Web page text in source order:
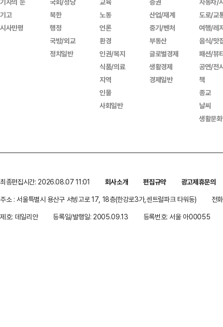
기고
시사만평
북한
행정
국방/외교
정치일반
노동
언론
환경
인권/복지
식품/의료
지역
인물
사회일반
산업/재계
중기/벤처
부동산
글로벌경제
생활경제
경제일반
도로/교
여행/레
음식/맛
패션/뷰
공연/전
책
종교
날씨
생활문
최종편집시간: 2026.08.07 11:01 회사소개 편집규약
광고제휴문의
주소 : 서울특별시 용산구 서빙고로 17, 18층(한강로3가,센트럴파크 타워동)
전
제호: 데일리안
등록일/발행일: 2005.09.13 등록번호: 서울 아00055